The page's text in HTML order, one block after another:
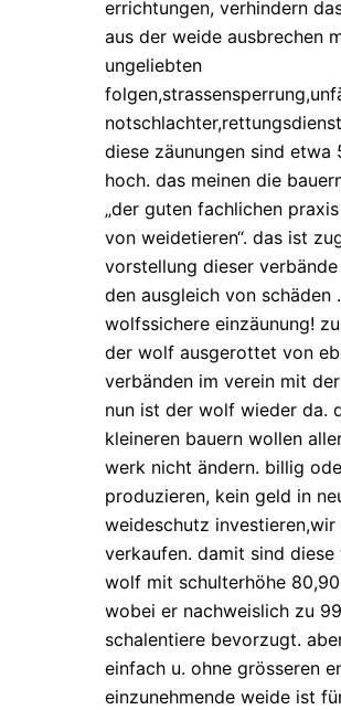
errichtungen, verhindern
aus der weide ausbrechen
ungeliebten
diese zäunungen sind etwa
hoch. das meinen die
„der guten fachlichen
von weidetieren“. das ist
vorstellung dieser
den ausgleich von schäden
wolfssichere einzäunung!
der wolf ausgerottet von
verbänden im verein mit
nun ist der wolf wieder da.
kleineren bauern wollen
werk nicht ändern. billig
produzieren, kein geld in
weideschutz
verkaufen. damit sind
wolf mit schulterhöhe
wobei er nachweislich zu
schalentiere bevorzugt.
einfach u. ohne grösseren
einzunehmende weide ist